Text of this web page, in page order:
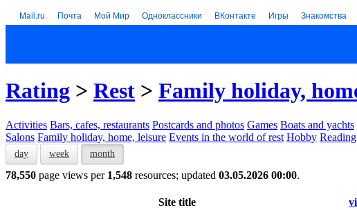
Mail.ru Почта Мой Мир Одноклассники ВКонтакте Игры Знакомства
Rating > Rest > Family holiday,
Activities Bars, cafes, restaurants Postcards and photos Games Boats and yachts
Salons Family holiday, home, leisure Events in the world of rest Hobby Reading
day week month
78,550 page views per 1,548 resources; updated 03.05.2026 00:00.
Site title